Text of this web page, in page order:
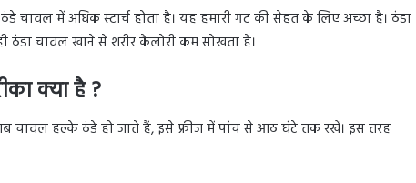
में अधिक स्टार्च होता है। यह हमारी गट की सेहत के लिए अच्छा है। ठंडा
ठंडा चावल खाने से शरीर कैलोरी कम सोखता है।
क्या है ?
चावल हल्के ठंडे हो जाते हैं, इसे फ्रीज में पांच से आठ घंटे तक रखें। इस तरह